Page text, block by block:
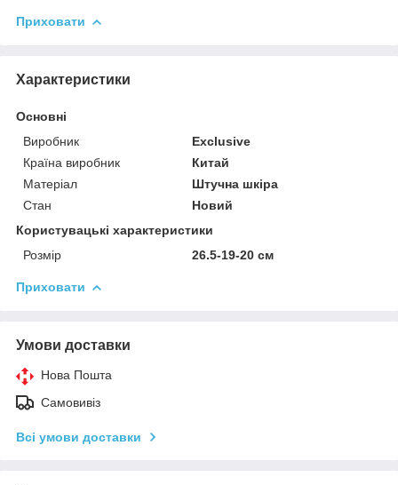
Приховати
Характеристики
Основні
Виробник
Exclusive
Країна виробник
Китай
Матеріал
Штучна шкіра
Стан
Новий
Користувацькі характеристики
Розмір
26.5-19-20 см
Приховати
Умови доставки
Нова Пошта
Самовивіз
Всі умови доставки